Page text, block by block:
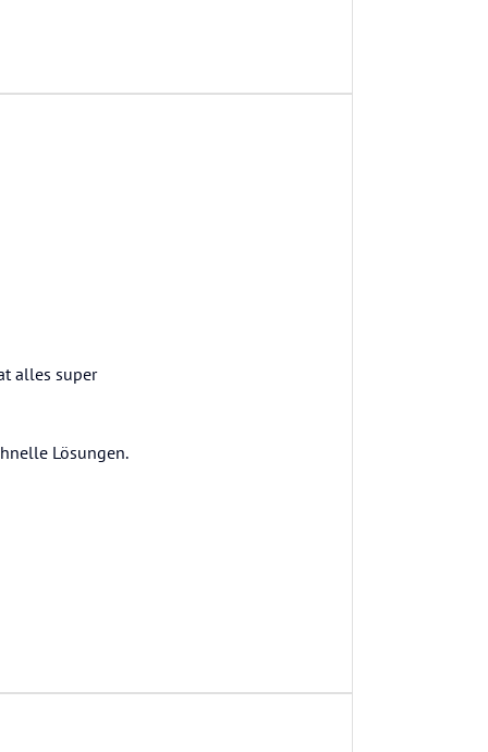
alles super
Lösungen.